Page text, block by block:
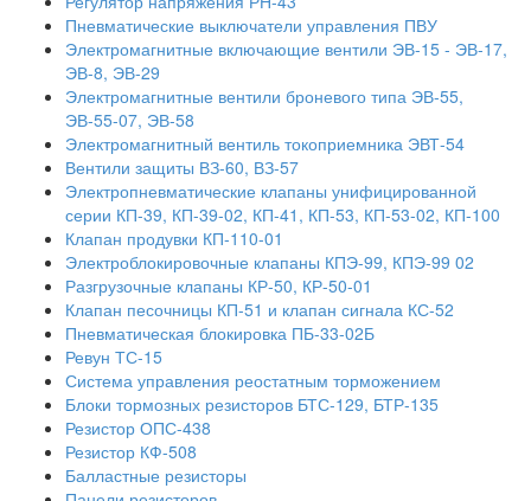
Пневматические выключатели управления ПВУ
Электромагнитные включающие вентили ЭВ-15 - ЭВ-17,
ЭВ-8, ЭВ-29
Электромагнитные вентили броневого типа ЭВ-55,
ЭВ-55-07, ЭВ-58
Электромагнитный вентиль токоприемника ЭВТ-54
Вентили защиты ВЗ-60, ВЗ-57
Электропневматические клапаны унифицированной
серии КП-39, КП-39-02, КП-41, КП-53, КП-53-02, КП-100
Клапан продувки КП-110-01
Электроблокировочные клапаны КПЭ-99, КПЭ-99 02
Разгрузочные клапаны КР-50, КР-50-01
Клапан песочницы КП-51 и клапан сигнала КС-52
Пневматическая блокировка ПБ-33-02Б
Ревун ТС-15
Система управления реостатным торможением
Блоки тормозных резисторов БТС-129, БТР-135
Резистор ОПС-438
Резистор КФ-508
Балластные резисторы